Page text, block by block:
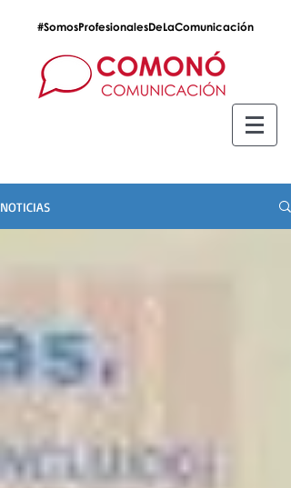
#SomosProfesionalesDeLaComunicación
NOTICIAS